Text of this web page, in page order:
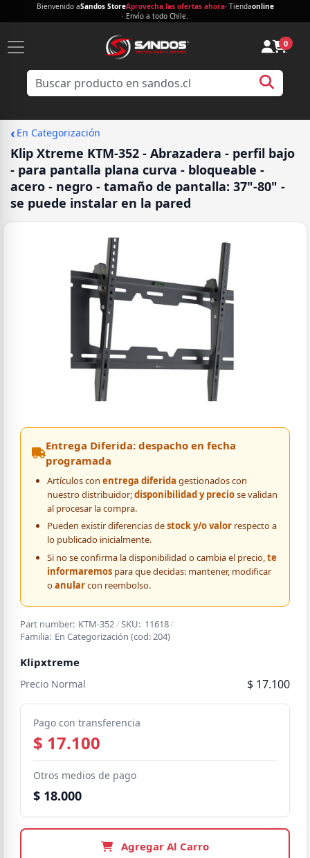
Bienvenido aSandos StoreAprovecha las ofertas ahora· Tiendaonline
· Envío a todo Chile.
0
‹ En Categorización
Klip Xtreme KTM-352 - Abrazadera - perfil bajo
- para pantalla plana curva - bloqueable -
acero - negro - tamaño de pantalla: 37"-80" -
se puede instalar en la pared
Entrega Diferida: despacho en fecha
programada
Artículos con entrega diferida gestionados con
nuestro distribuidor;disponibilidad y preciose validan
al procesar la compra.
Pueden existir diferencias destock y/o valorrespecto a
lo publicado inicialmente.
Si no se confirma la disponibilidad o cambia el precio,te
informaremospara que decidas: mantener, modificar
oanularcon reembolso.
Part number: KTM-352 /SKU: 11618/
Familia: En Categorización (cod: 204)
Klipxtreme
Precio Normal $ 17.100
Pago con transferencia
$ 17.100
Otros medios de pago
$ 18.000
Agregar Al Carro